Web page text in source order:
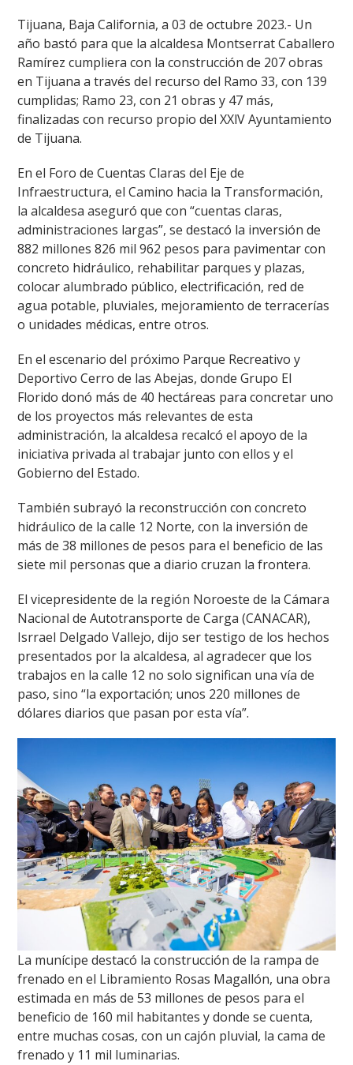
Tijuana, Baja California, a 03 de octubre 2023.- Un
año bastó para que la alcaldesa Montserrat Caballero
Ramírez cumpliera con la construcción de 207 obras
en Tijuana a través del recurso del Ramo 33, con 139
cumplidas; Ramo 23, con 21 obras y 47 más,
finalizadas con recurso propio del XXlV Ayuntamiento
de Tijuana.
En el Foro de Cuentas Claras del Eje de
Infraestructura, el Camino hacia la Transformación,
la alcaldesa aseguró que con “cuentas claras,
administraciones largas”, se destacó la inversión de
882 millones 826 mil 962 pesos para pavimentar con
concreto hidráulico, rehabilitar parques y plazas,
colocar alumbrado público, electrificación, red de
agua potable, pluviales, mejoramiento de terracerías
o unidades médicas, entre otros.
En el escenario del próximo Parque Recreativo y
Deportivo Cerro de las Abejas, donde Grupo El
Florido donó más de 40 hectáreas para concretar uno
de los proyectos más relevantes de esta
administración, la alcaldesa recalcó el apoyo de la
iniciativa privada al trabajar junto con ellos y el
Gobierno del Estado.
También subrayó la reconstrucción con concreto
hidráulico de la calle 12 Norte, con la inversión de
más de 38 millones de pesos para el beneficio de las
siete mil personas que a diario cruzan la frontera.
El vicepresidente de la región Noroeste de la Cámara
Nacional de Autotransporte de Carga (CANACAR),
Isrrael Delgado Vallejo, dijo ser testigo de los hechos
presentados por la alcaldesa, al agradecer que los
trabajos en la calle 12 no solo significan una vía de
paso, sino “la exportación; unos 220 millones de
dólares diarios que pasan por esta vía”.
La munícipe destacó la construcción de la rampa de
frenado en el Libramiento Rosas Magallón, una obra
estimada en más de 53 millones de pesos para el
beneficio de 160 mil habitantes y donde se cuenta,
entre muchas cosas, con un cajón pluvial, la cama de
frenado y 11 mil luminarias.